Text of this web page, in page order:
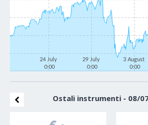
24 July
0:00
29 July
0:00
3 August
0:00
Ostali instrumenti - 08/